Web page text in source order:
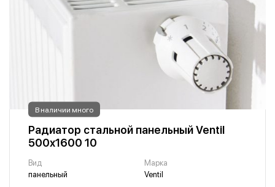
В наличии много
Радиатор стальной панельный Ventil
500х1600 10
Вид
панельный
Марка
Ventil